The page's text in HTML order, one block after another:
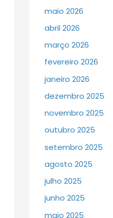
maio 2026
abril 2026
março 2026
fevereiro 2026
janeiro 2026
dezembro 2025
novembro 2025
outubro 2025
setembro 2025
agosto 2025
julho 2025
junho 2025
maio 2025